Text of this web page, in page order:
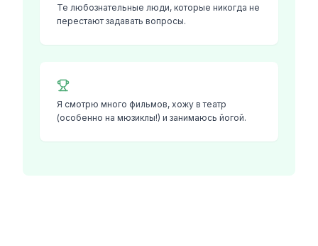
Те любознательные люди, которые никогда не
перестают задавать вопросы.
Я смотрю много фильмов, хожу в театр
(особенно на мюзиклы!) и занимаюсь йогой.